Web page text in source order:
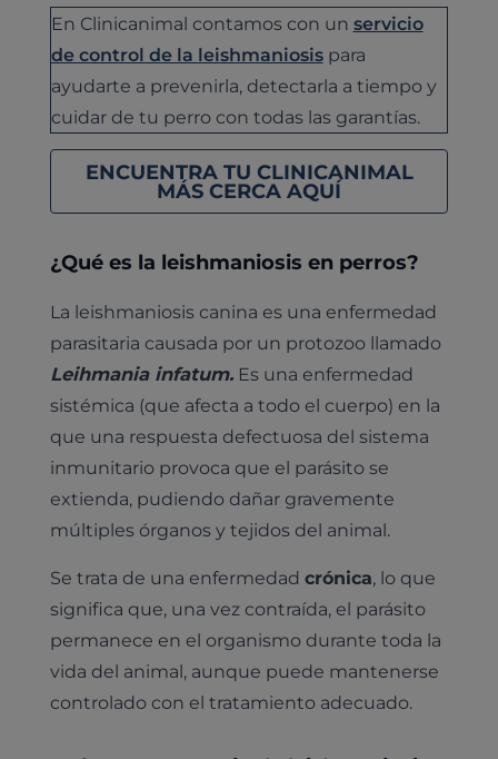
En Clinicanimal contamos con un servicio
de control de la leishmaniosispara
ayudarte a prevenirla, detectarla a tiempo y
cuidar de tu perro con todas las garantías.
ENCUENTRA TU CLINICANIMAL
MÁS CERCA AQUÍ
¿Qué es la leishmaniosis en perros?
La leishmaniosis canina es una enfermedad
parasitaria causada por un protozoo llamado
Leihmania infatum.Es una enfermedad
sistémica (que afecta a todo el cuerpo) en la
que una respuesta defectuosa del sistema
inmunitario provoca que el parásito se
extienda, pudiendo dañar gravemente
múltiples órganos y tejidos del animal.
Se trata de una enfermedad crónica, lo que
significa que, una vez contraída, el parásito
permanece en el organismo durante toda la
vida del animal, aunque puede mantenerse
controlado con el tratamiento adecuado.